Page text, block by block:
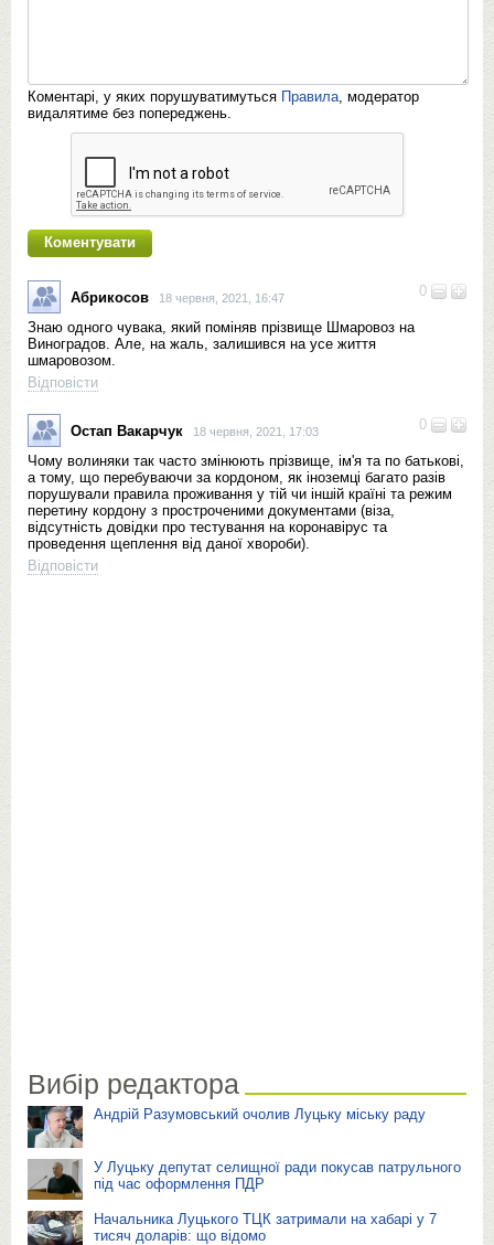
Коментарі, у яких порушуватимуться Правила, модератор
видалятиме без попереджень.
0
Абрикосов 18 червня, 2021, 16:47
Знаю одного чувака, який поміняв прізвище Шмаровоз на
Виноградов. Але, на жаль, залишився на усе життя
шмаровозом.
Відповісти
0
Остап Вакарчук 18 червня, 2021, 17:03
Чому волиняки так часто змінюють прізвище, ім'я та по батькові,
а тому, що перебуваючи за кордоном, як іноземці багато разів
порушували правила проживання у тій чи іншій країні та режим
перетину кордону з простроченими документами (віза,
відсутність довідки про тестування на коронавірус та
проведення щеплення від даної хвороби).
Відповісти
Вибір редактора
Андрій Разумовський очолив Луцьку міську раду
У Луцьку депутат селищної ради покусав патрульного
під час оформлення ПДР
Начальника Луцького ТЦК затримали на хабарі у 7
тисяч доларів: що відомо